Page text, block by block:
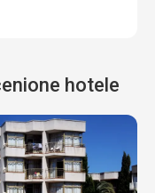
hotele